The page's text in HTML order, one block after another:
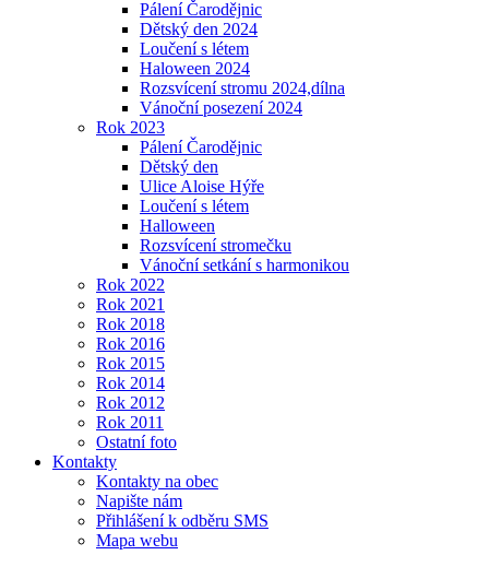
Pálení Čarodějnic
Dětský den 2024
Loučení s létem
Haloween 2024
Rozsvícení stromu 2024,dílna
Vánoční posezení 2024
Rok 2023
Pálení Čarodějnic
Dětský den
Ulice Aloise Hýře
Loučení s létem
Halloween
Rozsvícení stromečku
Vánoční setkání s harmonikou
Rok 2022
Rok 2021
Rok 2018
Rok 2016
Rok 2015
Rok 2014
Rok 2012
Rok 2011
Ostatní foto
Kontakty
Kontakty na obec
Napište nám
Přihlášení k odběru SMS
Mapa webu